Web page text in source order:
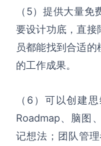
（5）提供大量免
要设计功底， 直接
员都能找到合适
的工作成果。
（6） 可以创建思
Roadmap、脑图
记想法 ；团队管